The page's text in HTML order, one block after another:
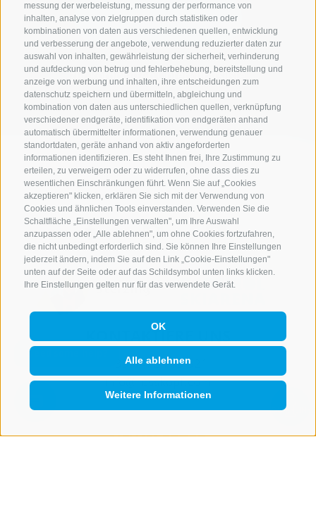
messung der werbeleistung, messung der performance von
inhalten, analyse von zielgruppen durch statistiken oder
kombinationen von daten aus verschiedenen quellen, entwicklung
und verbesserung der angebote, verwendung reduzierter daten zur
auswahl von inhalten, gewährleistung der sicherheit, verhinderung
und aufdeckung von betrug und fehlerbehebung, bereitstellung und
anzeige von werbung und inhalten, ihre entscheidungen zum
datenschutz speichern und übermitteln, abgleichung und
kombination von daten aus unterschiedlichen quellen, verknüpfung
verschiedener endgeräte, identifikation von endgeräten anhand
automatisch übermittelter informationen, verwendung genauer
standortdaten, geräte anhand von aktiv angeforderten
informationen identifizieren. Es steht Ihnen frei, Ihre Zustimmung zu
erteilen, zu verweigern oder zu widerrufen, ohne dass dies zu
wesentlichen Einschränkungen führt. Wenn Sie auf „Cookies
akzeptieren" klicken, erklären Sie sich mit der Verwendung von
Cookies und ähnlichen Tools einverstanden. Verwenden Sie die
Schaltfläche „Einstellungen verwalten", um Ihre Auswahl
anzupassen oder „Alle ablehnen", um ohne Cookies fortzufahren,
die nicht unbedingt erforderlich sind. Sie können Ihre Einstellungen
jederzeit ändern, indem Sie auf den Link „Cookie-Einstellungen"
unten auf der Seite oder auf das Schildsymbol unten links klicken.
Ihre Einstellungen gelten nur für das verwendete Gerät.
OK
Alle ablehnen
Weitere Informationen
Suche starten
zur kompletten Unterkunftsliste
KONTAKTIERE UNS
+39 0472 765 521
info@rosskopf.com
NEWSLETTER
QUICKLINKS